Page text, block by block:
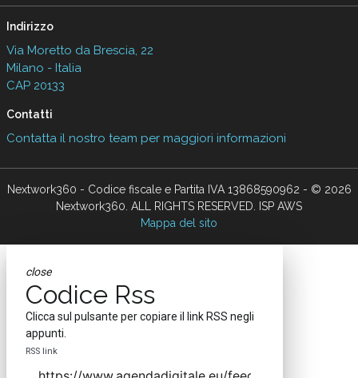
Indirizzo
Via Moretto da Brescia, 22
Milano - Italia
CAP 20133
Contatti
Contatta il nostro team per maggiori informazioni
Nextwork360 - Codice fiscale e Partita IVA 13868590962 - © 2026
Nextwork360. ALL RIGHTS RESERVED. ISP AWS
Mappa del sito
close
Codice Rss
Clicca sul pulsante per copiare il link RSS negli
appunti.
RSS link